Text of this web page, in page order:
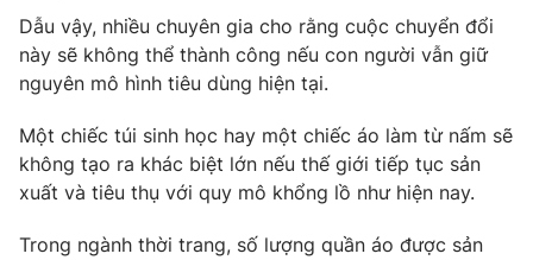
Dẫu vậy, nhiều chuyên gia cho rằng cuộc chuyển đổi
này sẽ không thể thành công nếu con người vẫn giữ
nguyên mô hình tiêu dùng hiện tại.
Một chiếc túi sinh học hay một chiếc áo làm từ nấm sẽ
không tạo ra khác biệt lớn nếu thế giới tiếp tục sản
xuất và tiêu thụ với quy mô khổng lồ như hiện nay.
Trong ngành thời trang, số lượng quần áo được sản